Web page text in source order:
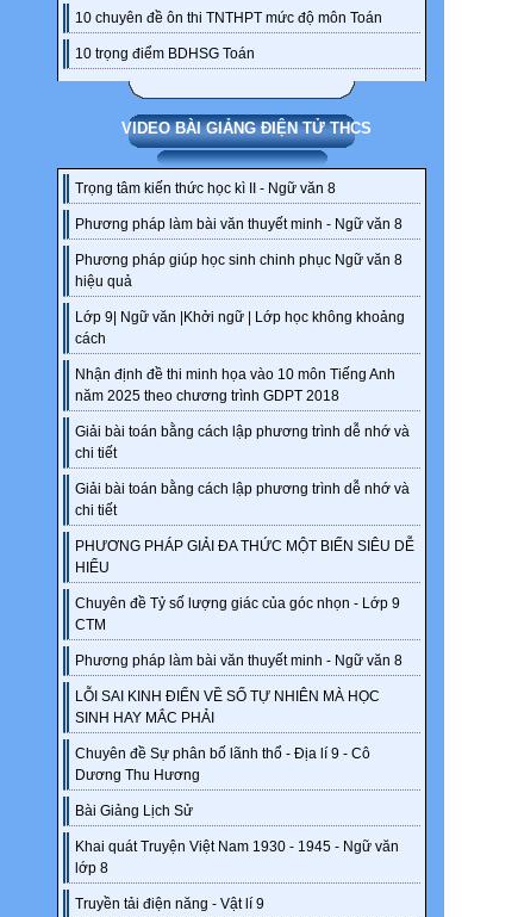
10 chuyên đề ôn thi TNTHPT mức độ môn Toán
10 trọng điểm BDHSG Toán
VIDEO BÀI GIẢNG ĐIỆN TỬ THCS
Trọng tâm kiến thức học kì II - Ngữ văn 8
Phương pháp làm bài văn thuyết minh - Ngữ văn 8
Phương pháp giúp học sinh chinh phục Ngữ văn 8
hiệu quả
Lớp 9| Ngữ văn |Khởi ngữ | Lớp học không khoảng
cách
Nhận định đề thi minh họa vào 10 môn Tiếng Anh
năm 2025 theo chương trình GDPT 2018
Giải bài toán bằng cách lập phương trình dễ nhớ và
chi tiết
Giải bài toán bằng cách lập phương trình dễ nhớ và
chi tiết
PHƯƠNG PHÁP GIẢI ĐA THỨC MỘT BIẾN SIÊU DỄ
HIỂU
Chuyên đề Tỷ số lượng giác của góc nhọn - Lớp 9
CTM
Phương pháp làm bài văn thuyết minh - Ngữ văn 8
LỖI SAI KINH ĐIỂN VỀ SỐ TỰ NHIÊN MÀ HỌC
SINH HAY MẮC PHẢI
Chuyên đề Sự phân bố lãnh thổ - Địa lí 9 - Cô
Dương Thu Hương
Bài Giảng Lịch Sử
Khai quát Truyện Việt Nam 1930 - 1945 - Ngữ văn
lớp 8
Truyền tải điện năng - Vật lí 9